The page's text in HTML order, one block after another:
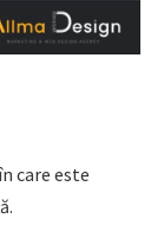
care este